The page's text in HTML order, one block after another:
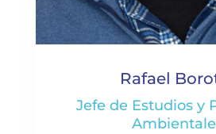
Rafael
Jefe de Estudios y